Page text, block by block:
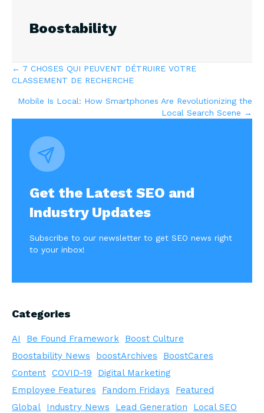
Boostability
Posts
navigation
← 7 CHOSES QUI PEUVENT DÉTRUIRE VOTRE
CLASSEMENT DE RECHERCHE
Mobile Is Local: How Smartphones Are Revolutionizing the
Local Search Scene →
Get the Latest SEO and
Industry Updates
Subscribe to our newsletter to get SEO news right
to your inbox!
Categories
AI Be Found Framework
Boost Culture
Boostability News
boostArchives
BoostCares
Content COVID-19
Digital Marketing
Employee Features
Fandom Fridays
Featured
Global
Industry News Lead Generation
Local SEO